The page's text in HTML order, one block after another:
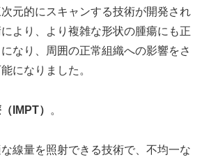
元的にスキャンする技術が開発され
より、より複雑な形状の腫瘍にも正
なり、周囲の正常組織への影響をさ
になりました。
IMPT） 。
線量を照射できる技術で、不均一な